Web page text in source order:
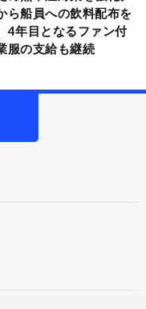
ら船員への飲料配布を
4年目となるファン付
服の支給も継続